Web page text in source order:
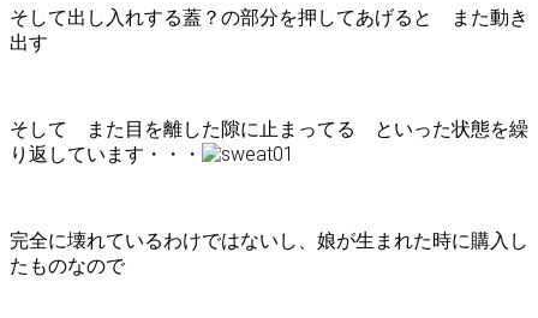
そして出し入れする蓋？の部分を押してあげると また動き
出す
そして また目を離した隙に止まってる といった状態を繰
り返しています・・・
完全に壊れているわけではないし、娘が生まれた時に購入し
たものなので